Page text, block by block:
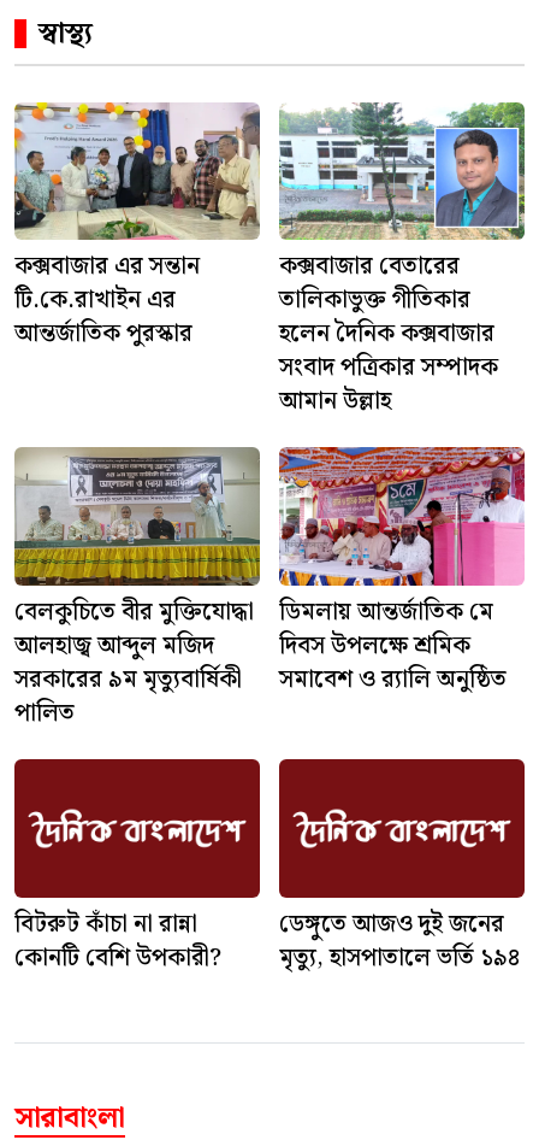
স্বাস্থ্য
কক্সবাজার এর সন্তান
টি.কে.রাখাইন এর
আন্তর্জাতিক পুরস্কার
কক্সবাজার বেতারের
তালিকাভুক্ত গীতিকার
হলেন দৈনিক কক্সবাজার
সংবাদ পত্রিকার সম্পাদক
আমান উল্লাহ
বেলকুচিতে বীর মুক্তিযোদ্ধা
আলহাজ্ব আব্দুল মজিদ
সরকারের ৯ম মৃত্যুবার্ষিকী
পালিত
ডিমলায় আন্তর্জাতিক মে
দিবস উপলক্ষে শ্রমিক
সমাবেশ ও র‍্যালি অনুষ্ঠিত
বিটরুট কাঁচা না রান্না
কোনটি বেশি উপকারী?
ডেঙ্গুতে আজও দুই জনের
মৃত্যু, হাসপাতালে ভর্তি ১৯৪
সারাবাংলা